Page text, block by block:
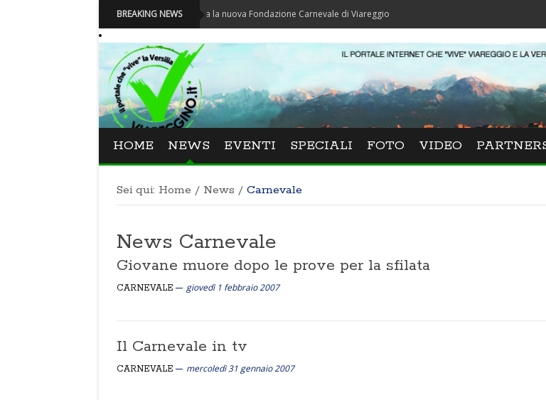
BREAKING NEWS
Carnevale - Nominata la nuova Fondazione Carnevale di Viareggio
HOME NEWS EVENTI SPECIALI FOTO VIDEO
Sei qui: Home / News / Carnevale
News Carnevale
Giovane muore dopo le prove per la sfilata
CARNEVALE giovedì 1 febbraio 2007
Il Carnevale in tv
CARNEVALE mercoledì 31 gennaio 2007